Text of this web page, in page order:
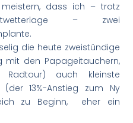
dass ich – trotz
– zwei
die heute zweistündige
mit den Papageitauchern,
auch kleinste
13%-Anstieg zum Ny
zu Beginn, eher ein